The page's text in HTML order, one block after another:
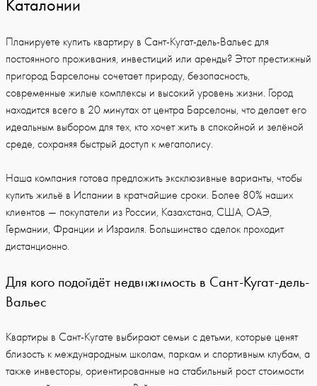
Каталонии
Планируете купить квартиру в Сант-Кугат-дель-Вальес для
постоянного проживания, инвестиций или аренды? Этот престижный
пригород Барселоны сочетает природу, безопасность,
современные жилые комплексы и высокий уровень жизни. Город
находится всего в 20 минутах от центра Барселоны, что делает его
идеальным выбором для тех, кто хочет жить в спокойной и зелёной
среде, сохраняя быстрый доступ к мегаполису.
Наша компания готова предложить эксклюзивные варианты, чтобы
купить жильё в Испании в кратчайшие сроки. Более 80% наших
клиентов — покупатели из России, Казахстана, США, ОАЭ,
Германии, Франции и Израиля. Большинство сделок проходит
дистанционно.
Для кого подойдёт недвижимость в Сант-Кугат-дель-
Вальес
Квартиры в Сант-Кугате выбирают семьи с детьми, которые ценят
близость к международным школам, паркам и спортивным клубам, а
также инвесторы, ориентированные на стабильный рост стоимости